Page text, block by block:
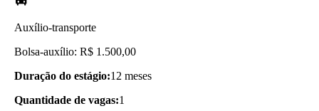
Auxílio-transporte
Bolsa-auxílio: R$ 1.500,00
Duração do estágio:12 meses
Quantidade de vagas:1